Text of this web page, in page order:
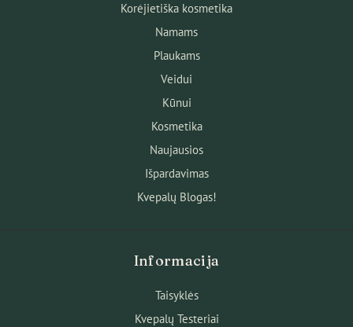
Korėjietiška kosmetika
Namams
Plaukams
Veidui
Kūnui
Kosmetika
Naujausios
Išpardavimas
Kvepalų Blogas!
Informacija
Taisyklės
Kvepalų Testeriai